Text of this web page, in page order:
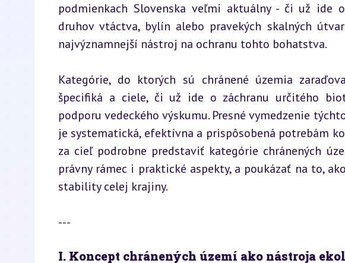
podmienkach Slovenska veľmi aktuálny - či už ide
druhov vtáctva, bylín alebo pravekých skalných
najvýznamnejší nástroj na ochranu tohto bohatstva.
Kategórie, do ktorých sú chránené územia
špecifiká a ciele, či už ide o záchranu určitého
podporu vedeckého výskumu. Presné vymedzenie
je systematická, efektívna a prispôsobená potrebám
za cieľ podrobne predstaviť kategórie chránených
právny rámec i praktické aspekty, a poukázať na to,
stability celej krajiny.
---
I. Koncept chránených území ako nástroja